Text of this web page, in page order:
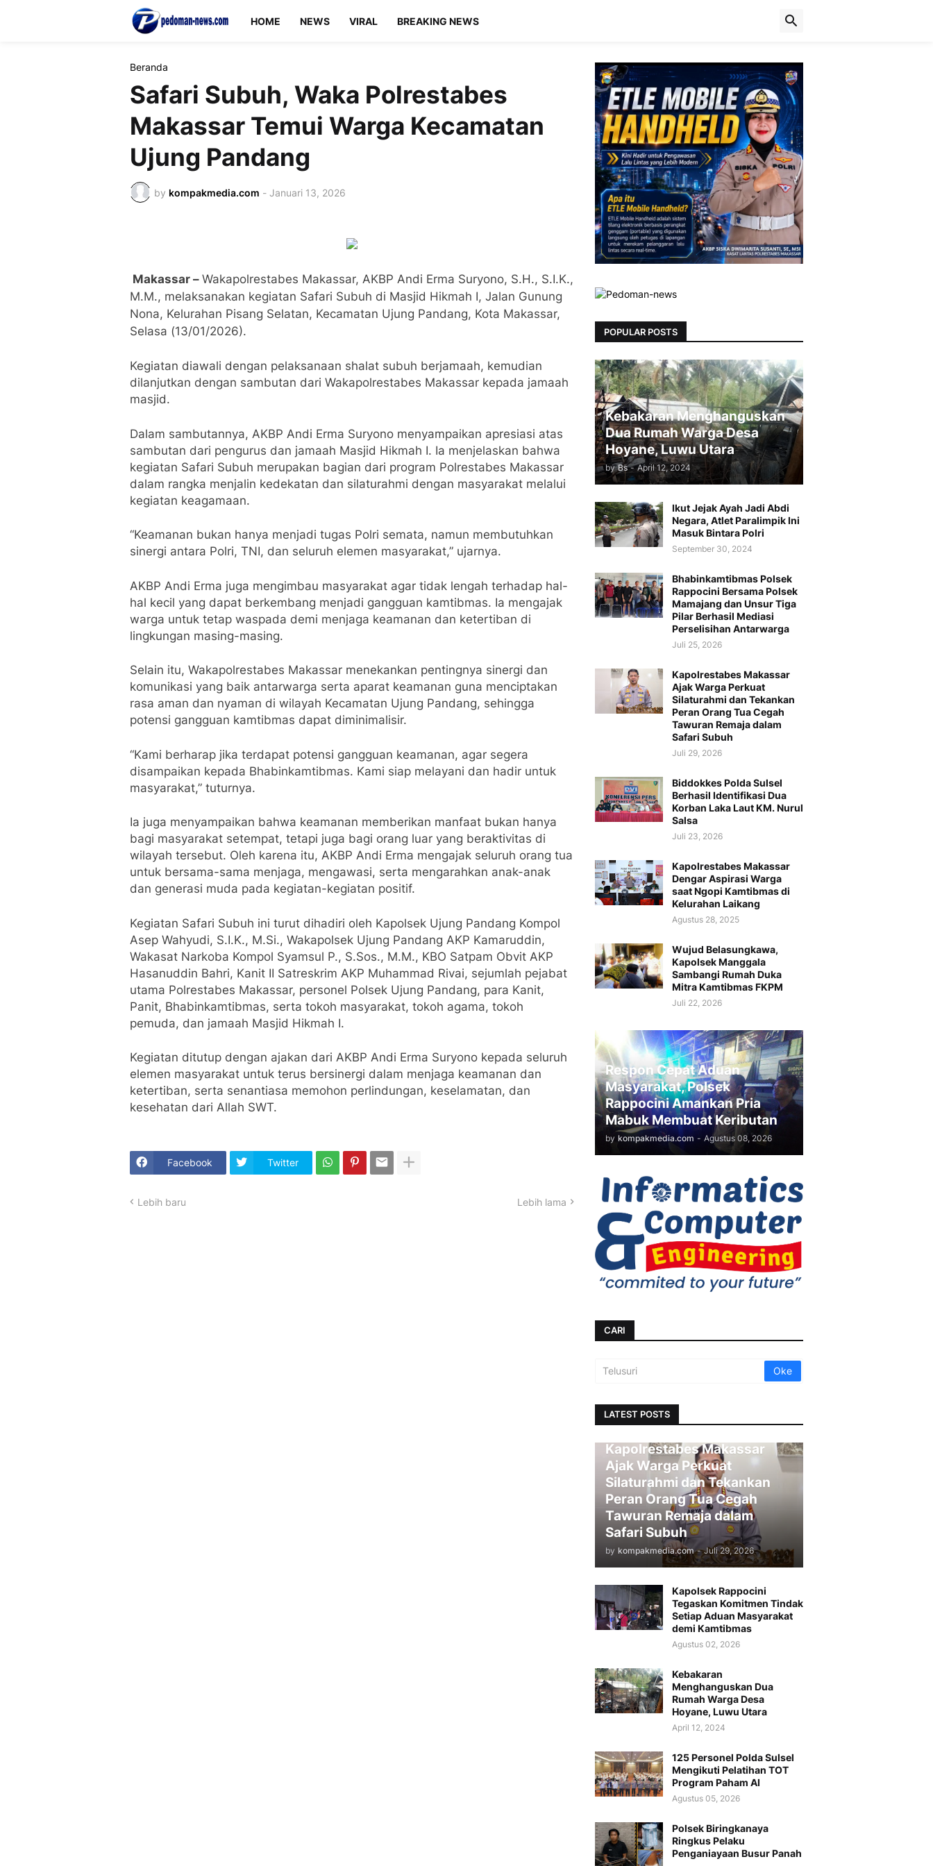
HOME NEWS VIRAL BREAKING NEWS
Beranda
Safari Subuh, Waka Polrestabes
Makassar Temui Warga Kecamatan
Ujung Pandang
by kompakmedia.com - Januari 13, 2026
Makassar – Wakapolrestabes Makassar, AKBP Andi Erma Suryono, S.H., S.I.K.,
M.M., melaksanakan kegiatan Safari Subuh di Masjid Hikmah I, Jalan Gunung
Nona, Kelurahan Pisang Selatan, Kecamatan Ujung Pandang, Kota Makassar,
Selasa (13/01/2026).
Kegiatan diawali dengan pelaksanaan shalat subuh berjamaah, kemudian
dilanjutkan dengan sambutan dari Wakapolrestabes Makassar kepada jamaah
masjid.
Dalam sambutannya, AKBP Andi Erma Suryono menyampaikan apresiasi atas
sambutan dari pengurus dan jamaah Masjid Hikmah I. Ia menjelaskan bahwa
kegiatan Safari Subuh merupakan bagian dari program Polrestabes Makassar
dalam rangka menjalin kedekatan dan silaturahmi dengan masyarakat melalui
kegiatan keagamaan.
“Keamanan bukan hanya menjadi tugas Polri semata, namun membutuhkan
sinergi antara Polri, TNI, dan seluruh elemen masyarakat,” ujarnya.
AKBP Andi Erma juga mengimbau masyarakat agar tidak lengah terhadap hal-
hal kecil yang dapat berkembang menjadi gangguan kamtibmas. Ia mengajak
warga untuk tetap waspada demi menjaga keamanan dan ketertiban di
lingkungan masing-masing.
Selain itu, Wakapolrestabes Makassar menekankan pentingnya sinergi dan
komunikasi yang baik antarwarga serta aparat keamanan guna menciptakan
rasa aman dan nyaman di wilayah Kecamatan Ujung Pandang, sehingga
potensi gangguan kamtibmas dapat diminimalisir.
“Kami berharap jika terdapat potensi gangguan keamanan, agar segera
disampaikan kepada Bhabinkamtibmas. Kami siap melayani dan hadir untuk
masyarakat,” tuturnya.
Ia juga menyampaikan bahwa keamanan memberikan manfaat bukan hanya
bagi masyarakat setempat, tetapi juga bagi orang luar yang beraktivitas di
wilayah tersebut. Oleh karena itu, AKBP Andi Erma mengajak seluruh orang tua
untuk bersama-sama menjaga, mengawasi, serta mengarahkan anak-anak
dan generasi muda pada kegiatan-kegiatan positif.
Kegiatan Safari Subuh ini turut dihadiri oleh Kapolsek Ujung Pandang Kompol
Asep Wahyudi, S.I.K., M.Si., Wakapolsek Ujung Pandang AKP Kamaruddin,
Wakasat Narkoba Kompol Syamsul P., S.Sos., M.M., KBO Satpam Obvit AKP
Hasanuddin Bahri, Kanit II Satreskrim AKP Muhammad Rivai, sejumlah pejabat
utama Polrestabes Makassar, personel Polsek Ujung Pandang, para Kanit,
Panit, Bhabinkamtibmas, serta tokoh masyarakat, tokoh agama, tokoh
pemuda, dan jamaah Masjid Hikmah I.
Kegiatan ditutup dengan ajakan dari AKBP Andi Erma Suryono kepada seluruh
elemen masyarakat untuk terus bersinergi dalam menjaga keamanan dan
ketertiban, serta senantiasa memohon perlindungan, keselamatan, dan
kesehatan dari Allah SWT.
Facebook Twitter
Lebih baru Lebih lama
POPULAR POSTS
Kebakaran Menghanguskan
Dua Rumah Warga Desa
Hoyane, Luwu Utara
by Bs - April 12, 2024
Ikut Jejak Ayah Jadi Abdi
Negara, Atlet Paralimpik Ini
Masuk Bintara Polri
September 30, 2024
Bhabinkamtibmas Polsek
Rappocini Bersama Polsek
Mamajang dan Unsur Tiga
Pilar Berhasil Mediasi
Perselisihan Antarwarga
Juli 25, 2026
Kapolrestabes Makassar
Ajak Warga Perkuat
Silaturahmi dan Tekankan
Peran Orang Tua Cegah
Tawuran Remaja dalam
Safari Subuh
Juli 29, 2026
Biddokkes Polda Sulsel
Berhasil Identifikasi Dua
Korban Laka Laut KM. Nurul
Salsa
Juli 23, 2026
Kapolrestabes Makassar
Dengar Aspirasi Warga
saat Ngopi Kamtibmas di
Kelurahan Laikang
Agustus 28, 2025
Wujud Belasungkawa,
Kapolsek Manggala
Sambangi Rumah Duka
Mitra Kamtibmas FKPM
Juli 22, 2026
Respon Cepat Aduan
Masyarakat, Polsek
Rappocini Amankan Pria
Mabuk Membuat Keributan
by kompakmedia.com - Agustus 08, 2026
CARI
LATEST POSTS
Kapolrestabes Makassar
Ajak Warga Perkuat
Silaturahmi dan Tekankan
Peran Orang Tua Cegah
Tawuran Remaja dalam
Safari Subuh
by kompakmedia.com - Juli 29, 2026
Kapolsek Rappocini
Tegaskan Komitmen Tindak
Setiap Aduan Masyarakat
demi Kamtibmas
Agustus 02, 2026
Kebakaran
Menghanguskan Dua
Rumah Warga Desa
Hoyane, Luwu Utara
April 12, 2024
125 Personel Polda Sulsel
Mengikuti Pelatihan TOT
Program Paham AI
Agustus 05, 2026
Polsek Biringkanaya
Ringkus Pelaku
Penganiayaan Busur Panah